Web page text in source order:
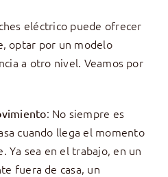
eléctrico puede ofrecer
optar por un modelo
a otro nivel. Veamos por
: No siempre es
cuando llega el momento
Ya sea en el trabajo, en un
fuera de casa, un